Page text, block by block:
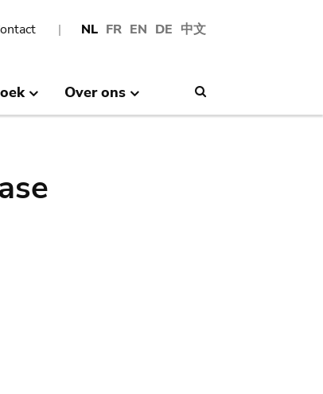
NL FR EN DE 中文
Over ons